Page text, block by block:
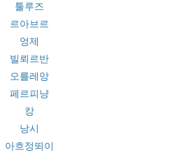
툴루즈
르아브르
엉제
빌뢰르반
오를레앙
페르피냥
캉
낭시
아흐정뙤이